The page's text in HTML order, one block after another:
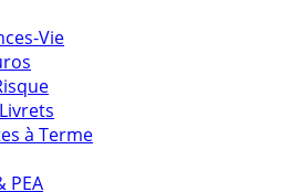
Vie
à Terme